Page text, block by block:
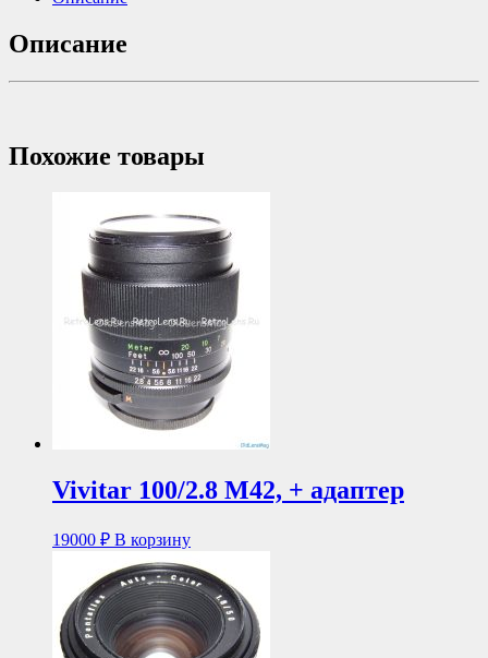
Описание
Похожие товары
Vivitar 100/2.8 М42, + адаптер
19000 ₽ В корзину